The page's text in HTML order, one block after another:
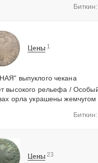
выпуклого чекана
высокого рельефа /
орла украшены жемчугом
Цены 1
Цены 23